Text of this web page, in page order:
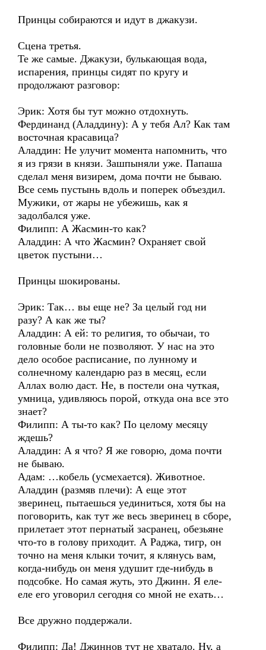
Принцы собираются и идут в джакузи.
Сцена третья.
Те же самые. Джакузи, булькающая вода,
испарения, принцы сидят по кругу и
продолжают разговор:
Эрик: Хотя бы тут можно отдохнуть.
Фердинанд (Аладдину): А у тебя Ал? Как там
восточная красавица?
Аладдин: Не улучит момента напомнить, что
я из грязи в князи. Зашпыняли уже. Папаша
сделал меня визирем, дома почти не бываю.
Все семь пустынь вдоль и поперек объездил.
Мужики, от жары не убежишь, как я
задолбался уже.
Филипп: А Жасмин-то как?
Аладдин: А что Жасмин? Охраняет свой
цветок пустыни…
Принцы шокированы.
Эрик: Так… вы еще не? За целый год ни
разу? А как же ты?
Аладдин: А ей: то религия, то обычаи, то
головные боли не позволяют. У нас на это
дело особое расписание, по лунному и
солнечному календарю раз в месяц, если
Аллах волю даст. Не, в постели она чуткая,
умница, удивляюсь порой, откуда она все это
знает?
Филипп: А ты-то как? По целому месяцу
ждешь?
Аладдин: А я что? Я же говорю, дома почти
не бываю.
Адам: …кобель (усмехается). Животное.
Аладдин (размяв плечи): А еще этот
зверинец, пытаешься уединиться, хотя бы на
поговорить, как тут же весь зверинец в сборе,
прилетает этот пернатый засранец, обезьяне
что-то в голову приходит. А Раджа, тигр, он
точно на меня клыки точит, я клянусь вам,
когда-нибудь он меня удушит где-нибудь в
подсобке. Но самая жуть, это Джинн. Я еле-
еле его уговорил сегодня со мной не ехать…
Все дружно поддержали.
Филипп: Да! Джиннов тут не хватало. Ну, а